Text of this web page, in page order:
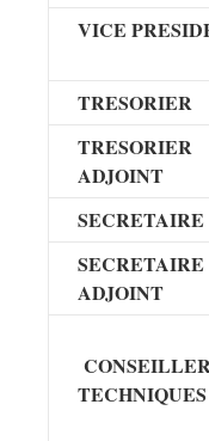
VICE
TRESORIER
TRESORIER
ADJOINT
SECRETAIRE
SECRETAIRE
ADJOINT
TECHNIQUES